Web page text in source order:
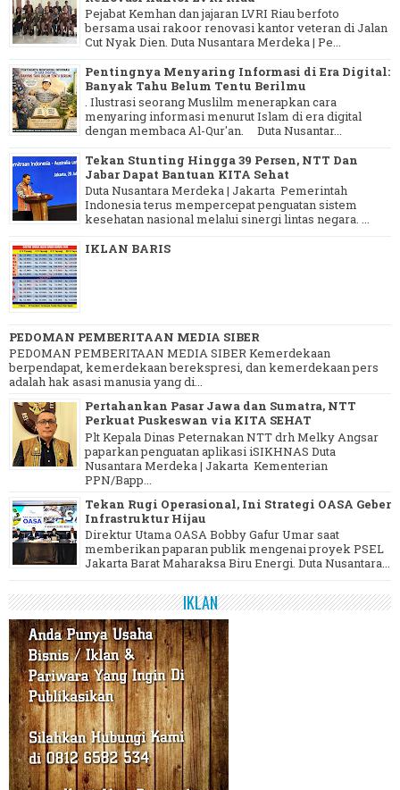
Pejabat Kemhan dan jajaran LVRI Riau berfoto
bersama usai rakoor renovasi kantor veteran di Jalan
Cut Nyak Dien. Duta Nusantara Merdeka | Pe...
Pentingnya Menyaring Informasi di Era Digital:
Banyak Tahu Belum Tentu Berilmu
. Ilustrasi seorang Muslilm menerapkan cara
menyaring informasi menurut Islam di era digital
dengan membaca Al-Qur'an. Duta Nusantar...
Tekan Stunting Hingga 39 Persen, NTT Dan
Jabar Dapat Bantuan KITA Sehat
Duta Nusantara Merdeka | Jakarta Pemerintah
Indonesia terus mempercepat penguatan sistem
kesehatan nasional melalui sinergi lintas negara. ...
IKLAN BARIS
PEDOMAN PEMBERITAAN MEDIA SIBER
PEDOMAN PEMBERITAAN MEDIA SIBER Kemerdekaan
berpendapat, kemerdekaan berekspresi, dan kemerdekaan pers
adalah hak asasi manusia yang di...
Pertahankan Pasar Jawa dan Sumatra, NTT
Perkuat Puskeswan via KITA SEHAT
Plt Kepala Dinas Peternakan NTT drh Melky Angsar
paparkan penguatan aplikasi iSIKHNAS Duta
Nusantara Merdeka | Jakarta Kementerian
PPN/Bapp...
Tekan Rugi Operasional, Ini Strategi OASA Geber
Infrastruktur Hijau
Direktur Utama OASA Bobby Gafur Umar saat
memberikan paparan publik mengenai proyek PSEL
Jakarta Barat Maharaksa Biru Energi. Duta Nusantara...
IKLAN